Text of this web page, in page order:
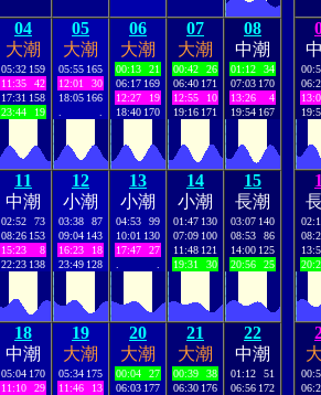
04
大潮
05:32 159
11:35
42
17:31 158
23:44
19
05
大潮
05:55 165
12:01
30
18:05 166
06
大潮
00:13
21
06:17 169
12:27
19
18:40 170
07
大潮
00:42
26
06:40 171
12:55
10
19:16 171
08
中潮
01:12
34
07:03 170
13:26
4
19:54 167
11
中潮
02:52
73
08:26 153
15:23
8
22:23 138
12
小潮
03:38
87
09:04 143
16:23
18
23:49 128
13
小潮
04:53
99
10:01 130
17:47
27
14
小潮
01:47 130
07:09 100
11:48 121
19:31
30
15
長潮
03:07 140
08:53
86
14:00 125
20:56
25
18
中潮
05:04 170
11:10
29
19
大潮
05:34 175
11:46
13
20
大潮
00:04
27
06:03 177
21
大潮
00:39
38
06:30 176
22
中潮
01:12
51
06:56 172